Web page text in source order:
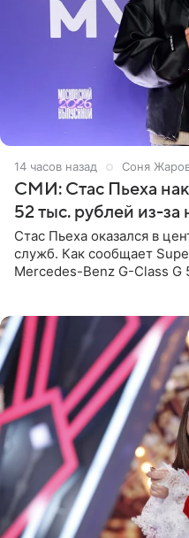
14 часов назад Соня
СМИ: Стас Пьеха
52 тыс. рублей из-
Стас Пьеха оказался в
служб. Как сообщает
Mercedes-Benz G-Class G